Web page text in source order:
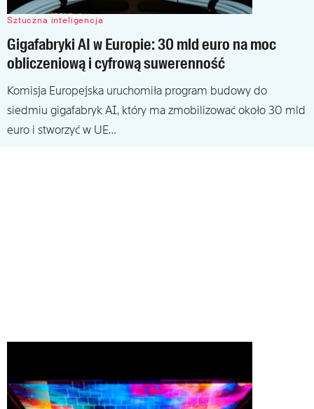
Sztuczna inteligencja
Gigafabryki AI w Europie: 30 mld euro na moc
obliczeniową i cyfrową suwerenność
Komisja Europejska uruchomiła program budowy do
siedmiu gigafabryk AI, który ma zmobilizować około 30 mld
euro i stworzyć w UE…